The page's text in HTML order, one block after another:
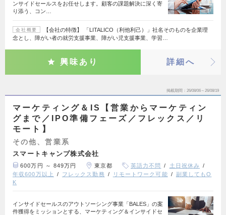
ンサイドセールスをお任せします。顧客の課題解決に深く寄
り添う、コン…
会社概要
【会社の特徴】 「LITALICO（利他利己）」社名そのものを企業理
念とし、障がい者の就労支援事業、障がい児支援事業、学習…
興味あり 詳細へ
掲載期間 26/08/06～26/08/19
マーケティング＆IS【営業からマーケティン
グまで／IPO準備フェーズ／フレックス／リ
モート】
その他、営業系
スマートキャンプ株式会社
600万円 ～ 849万円 東京都 英語力不問
土日祝休み
年収600万以上
フレックス勤務 リモートワーク可能
副業してもO
K
インサイドセールスのアウトソーシング事業「BALES」の案
件獲得をミッションとする、マーケティング＆インサイドセ